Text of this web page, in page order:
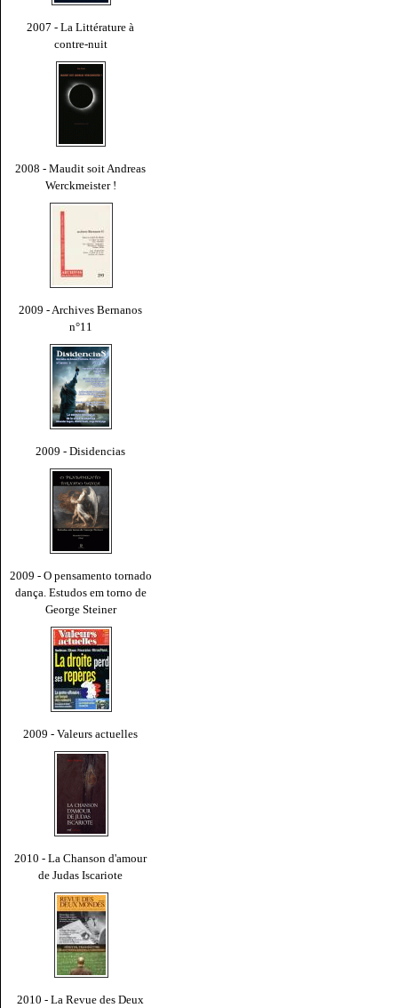
2007 - La Littérature à
contre-nuit
2008 - Maudit soit Andreas
Werckmeister !
2009 - Archives Bernanos
n°11
2009 - Disidencias
2009 - O pensamento tornado
dança. Estudos em torno de
George Steiner
2009 - Valeurs actuelles
2010 - La Chanson d'amour
de Judas Iscariote
2010 - La Revue des Deux